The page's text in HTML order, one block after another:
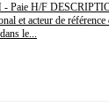
- Paie H/F
et acteur de
le...